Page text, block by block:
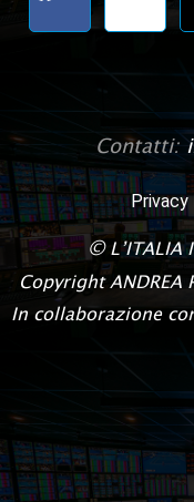
Contatti:
© L’ITALIA
Copyright ANDREA
In collaborazione con